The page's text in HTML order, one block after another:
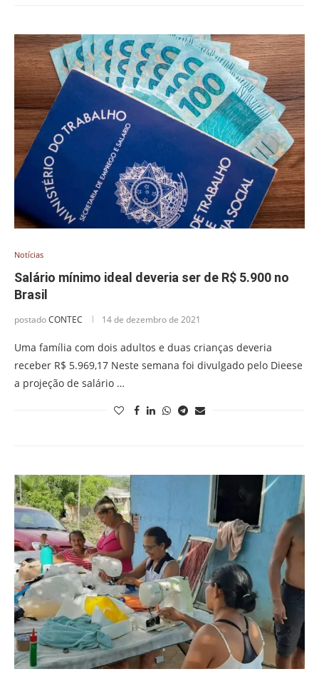
Notícias
Salário mínimo ideal deveria ser de R$ 5.900 no
Brasil
postadoCONTEC 14 de dezembro de 2021
Uma família com dois adultos e duas crianças deveria
receber R$ 5.969,17 Neste semana foi divulgado pelo Dieese
a projeção de salário …